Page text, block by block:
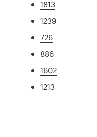
1813
1239
726
886
1602
1213